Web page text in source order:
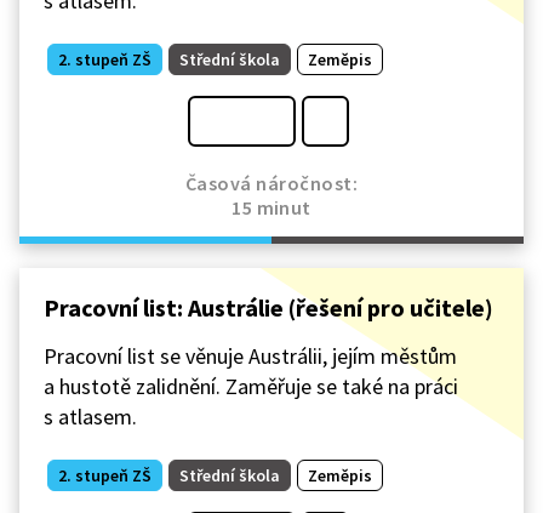
2. stupeň ZŠ Střední škola Zeměpis
Časová náročnost:
15 minut
Pracovní list: Austrálie (řešení pro učitele)
Pracovní list se věnuje Austrálii, jejím městům
a hustotě zalidnění. Zaměřuje se také na práci
s atlasem.
2. stupeň ZŠ Střední škola Zeměpis